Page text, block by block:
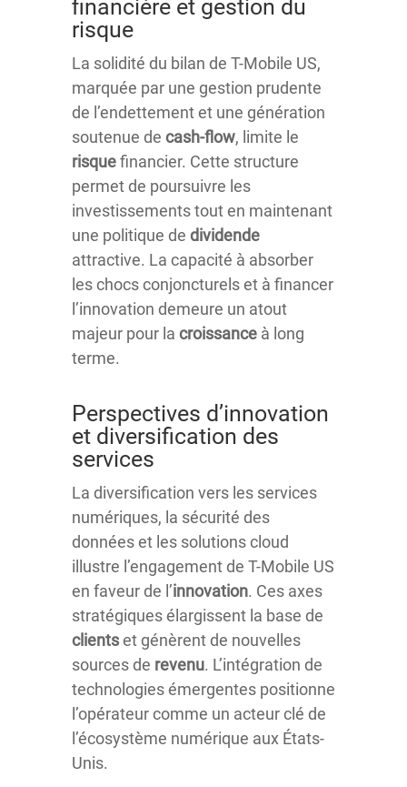
financière et gestion du
risque
La solidité du bilan de T-Mobile US,
marquée par une gestion prudente
de l’endettement et une génération
soutenue de cash-flow, limite le
risquefinancier. Cette structure
permet de poursuivre les
investissements tout en maintenant
une politique de dividende
attractive. La capacité à absorber
les chocs conjoncturels et à financer
l’innovation demeure un atout
majeur pour la croissance à long
terme.
Perspectives d’innovation
et diversification des
services
La diversification vers les services
numériques, la sécurité des
données et les solutions cloud
illustre l’engagement de T-Mobile US
en faveur de l’innovation. Ces axes
stratégiques élargissent la base de
clientset génèrent de nouvelles
sources de revenu. L’intégration de
technologies émergentes positionne
l’opérateur comme un acteur clé de
l’écosystème numérique aux États-
Unis.